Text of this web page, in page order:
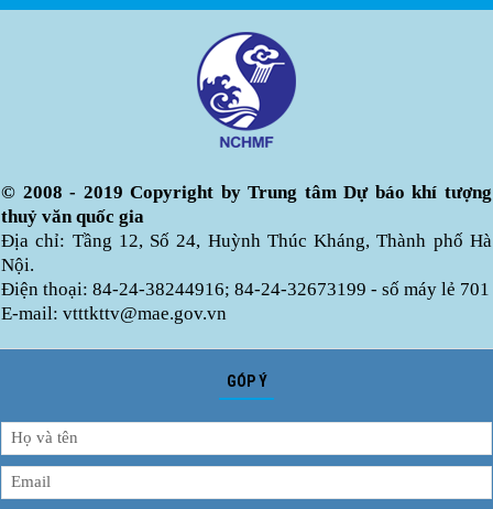
© 2008 - 2019 Copyright by Trung tâm Dự báo khí tượng
thuỷ văn quốc gia
Địa chỉ: Tầng 12, Số 24, Huỳnh Thúc Kháng, Thành phố Hà
Nội.
Điện thoại: 84-24-38244916; 84-24-32673199 - số máy lẻ 701
E-mail: vtttkttv@mae.gov.vn
GÓP Ý